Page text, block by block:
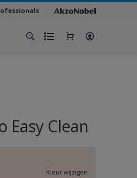
Easy Clean
Kleur wijzigen